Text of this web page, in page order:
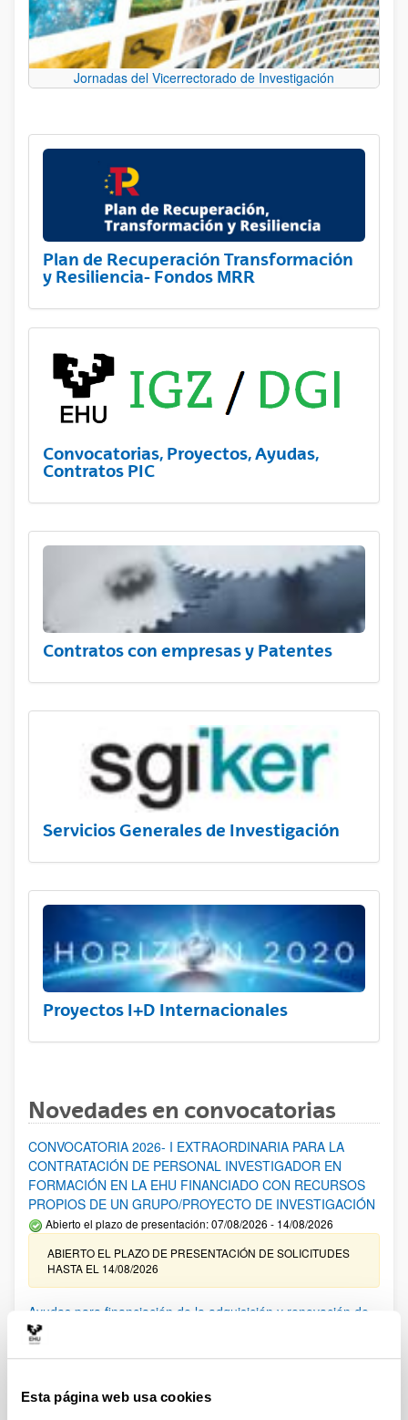
Esta página web usa cookies
Jornadas del Vicerrectorado de Investigación
Plan de Recuperación Transformación
y Resiliencia- Fondos MRR
Convocatorias, Proyectos, Ayudas,
Contratos PIC
Contratos con empresas y Patentes
Servicios Generales de Investigación
Proyectos I+D Internacionales
Novedades en convocatorias
CONVOCATORIA 2026- I EXTRAORDINARIA PARA LA
CONTRATACIÓN DE PERSONAL INVESTIGADOR EN
FORMACIÓN EN LA EHU FINANCIADO CON RECURSOS
PROPIOS DE UN GRUPO/PROYECTO DE INVESTIGACIÓN
Abierto el plazo de presentación: 07/08/2026 - 14/08/2026
ABIERTO EL PLAZO DE PRESENTACIÓN DE SOLICITUDES
HASTA EL 14/08/2026
Ayudas para financiación de la adquisición y renovación de
infraestructura científica y fondos bibliográficos en la
UPV/EHU 2026
25/03/2026: Corrección de errores del listado provisional de